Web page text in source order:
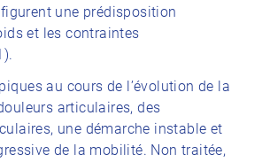
une prédisposition
et les contraintes
au cours de l’évolution de la
articulaires, des
une démarche instable et
de la mobilité. Non traitée,